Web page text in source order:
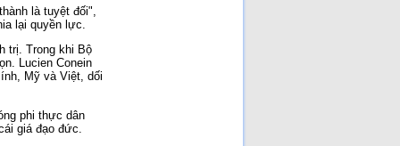
là tuyệt đối",
lại quyền lực.
trị. Trong khi Bộ
Lucien Conein
Mỹ và Việt, dối
phi thực dân
giá đạo đức.